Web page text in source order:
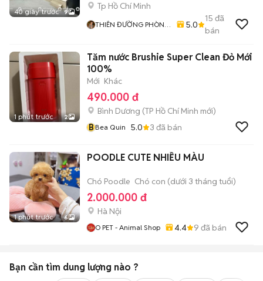
40 giây trước 9
Tp Hồ Chí Minh
THIÊN ĐƯỜNG PHÒNG
5.0
15 đã
bán
1 phút trước 2
Tăm nước Brushie Super Clean Đỏ Mới
100%
Mới Khác
490.000 đ
Bình Dương (TP Hồ Chí Minh mới)
BBea Quin 5.0 3 đã bán
1 phút trước 6
POODLE CUTE NHIỀU MÀU
Chó Poodle Chó con (dưới 3 tháng tuổi)
2.000.000 đ
Hà Nội
O PET - Animal Shop 4.4 9 đã bán
Bạn cần tìm dung lượng nào ?